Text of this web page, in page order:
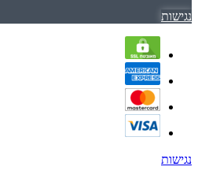
נגישות
נגישות